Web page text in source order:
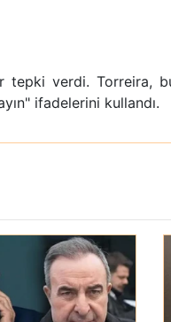
tepki verdi. Torreira,
ifadelerini kullandı.